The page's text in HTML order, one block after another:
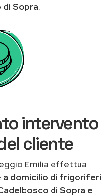
di Sopra.
intervento
cliente
Emilia effettua
a domicilio di frigoriferi
di Sopra e